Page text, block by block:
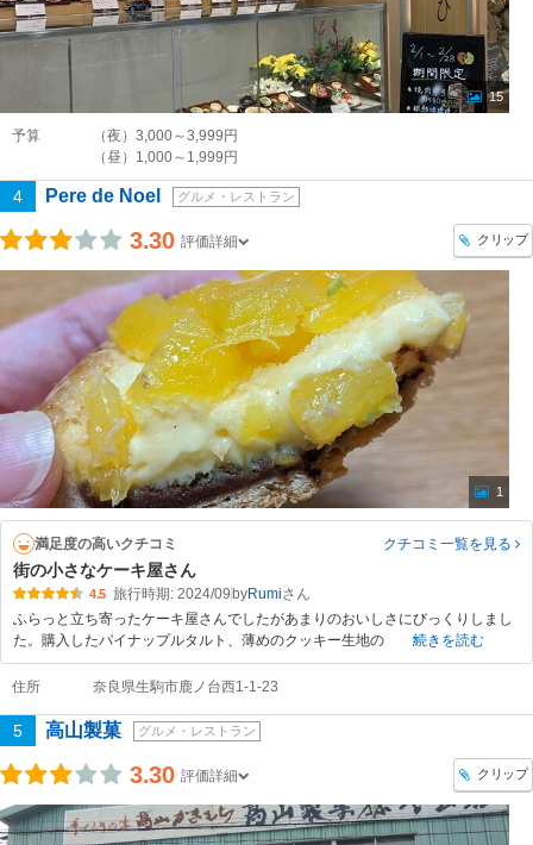
15
予算
（夜）3,000～3,999円
（昼）1,000～1,999円
4 Pere de Noel グルメ・レストラン
3.30 評価詳細 クリップ
1
満足度の高いクチコミ クチコミ一覧を見る
街の小さなケーキ屋さん
4.5 旅行時期: 2024/09 byRumi
ふらっと立ち寄ったケーキ屋さんでしたがあまりのおいしさにびっくりしまし
た。購入したパイナップルタルト、薄めのクッキー生地の
続きを読む
住所 奈良県生駒市鹿ノ台西1-1-23
5 高山製菓 グルメ・レストラン
3.30 評価詳細 クリップ